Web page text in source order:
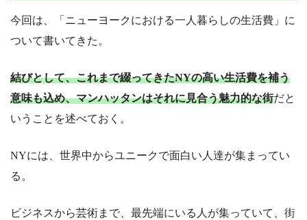
今回は、「ニューヨークにおける一人暮らしの生活費」に
ついて書いてきた。
結びとして、これまで綴ってきたNYの高い生活費を補う
意味も込め、マンハッタンはそれに見合う魅力的な街だと
いうことを述べておく。
NYには、世界中からユニークで面白い人達が集まってい
る。
ビジネスから芸術まで、最先端にいる人が集っていて、街